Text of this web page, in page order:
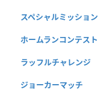
スペシャルミッション
ホームランコンテスト
ラッフルチャレンジ
ジョーカーマッチ